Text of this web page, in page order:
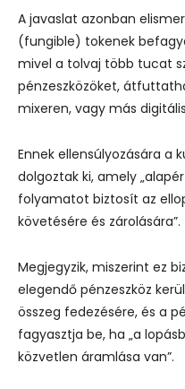
A javaslat azonban
(fungible) tokenek
mivel a tolvaj több tucat
pénzeszközöket,
mixeren, vagy más
Ennek ellensúlyozására a
dolgoztak ki, amely
folyamatot biztosít az
követésére és zárolására”.
Megjegyzik, miszerint ez
elegendő pénzeszköz
összeg fedezésére, és a
fagyasztja be, ha „a
közvetlen áramlása van”.